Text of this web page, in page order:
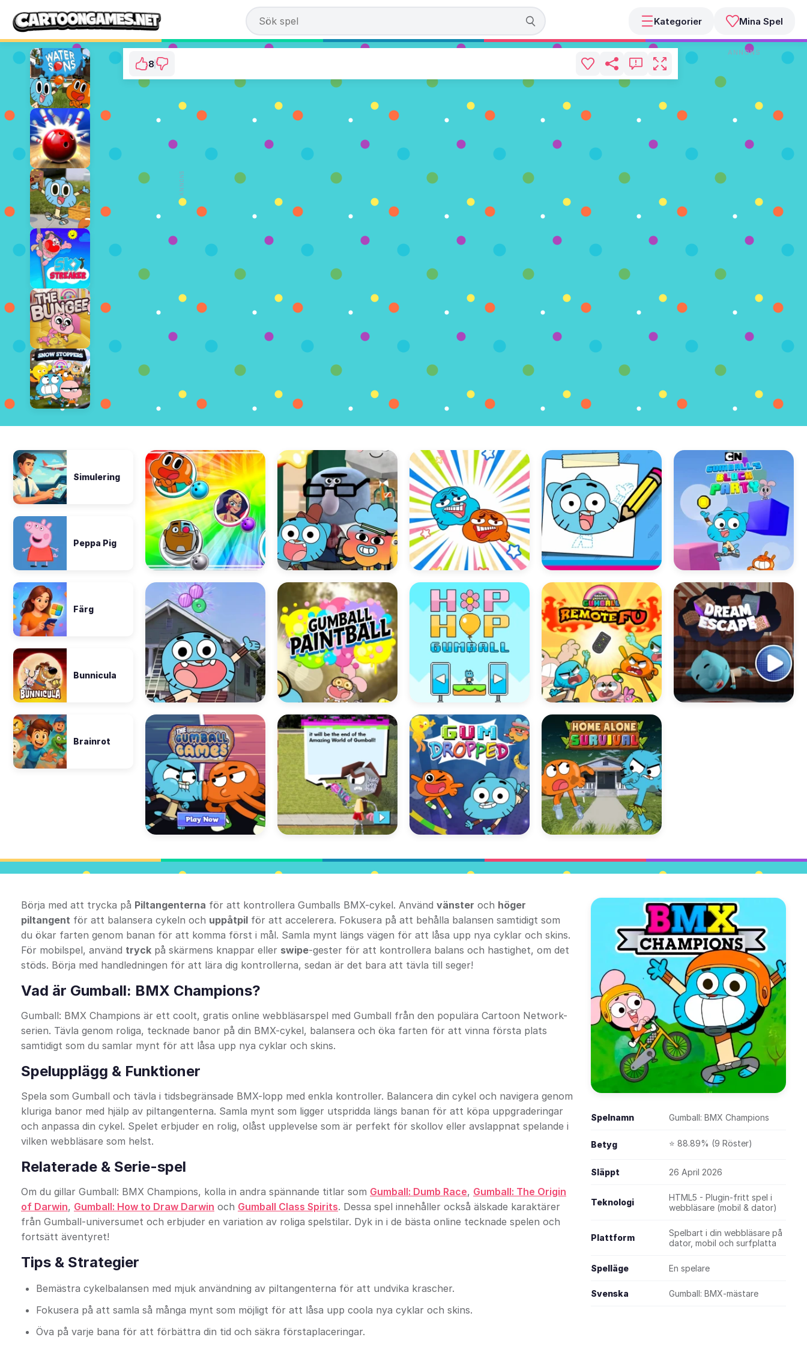
Kategorier Mina Spel
⭐ 88.89% (9 Röster)
SPELA NU
8
ANNONS
ANNONS
Simulering
Peppa Pig
Färg
Bunnicula
Brainrot
Börja med att trycka på Piltangenterna för att kontrollera Gumballs BMX-cykel. Använd vänster och höger
piltangent för att balansera cykeln och uppåtpil för att accelerera. Fokusera på att behålla balansen samtidigt som
du ökar farten genom banan för att komma först i mål. Samla mynt längs vägen för att låsa upp nya cyklar och skins.
För mobilspel, använd tryck på skärmens knappar eller swipe-gester för att kontrollera balans och hastighet, om det
stöds. Börja med handledningen för att lära dig kontrollerna, sedan är det bara att tävla till seger!
Vad är Gumball: BMX Champions?
Gumball: BMX Champions är ett coolt, gratis online webbläsarspel med Gumball från den populära Cartoon Network-
serien. Tävla genom roliga, tecknade banor på din BMX-cykel, balansera och öka farten för att vinna första plats
samtidigt som du samlar mynt för att låsa upp nya cyklar och skins.
Spelupplägg & Funktioner
Spela som Gumball och tävla i tidsbegränsade BMX-lopp med enkla kontroller. Balancera din cykel och navigera genom
kluriga banor med hjälp av piltangenterna. Samla mynt som ligger utspridda längs banan för att köpa uppgraderingar
och anpassa din cykel. Spelet erbjuder en rolig, olåst upplevelse som är perfekt för skollov eller avslappnat spelande i
vilken webbläsare som helst.
Relaterade & Serie-spel
Om du gillar Gumball: BMX Champions, kolla in andra spännande titlar som Gumball: Dumb Race, Gumball: The Origin
of Darwin, Gumball: How to Draw Darwin och Gumball Class Spirits. Dessa spel innehåller också älskade karaktärer
från Gumball-universumet och erbjuder en variation av roliga spelstilar. Dyk in i de bästa online tecknade spelen och
fortsätt äventyret!
Tips & Strategier
Bemästra cykelbalansen med mjuk användning av piltangenterna för att undvika krascher.
Fokusera på att samla så många mynt som möjligt för att låsa upp coola nya cyklar och skins.
Öva på varje bana för att förbättra din tid och säkra förstaplaceringar.
Spelnamn Gumball: BMX Champions
Betyg ⭐ 88.89% (9 Röster)
Släppt 26 April 2026
Teknologi
HTML5 - Plugin-fritt spel i
webbläsare (mobil & dator)
Plattform
Spelbart i din webbläsare på
dator, mobil och surfplatta
Spelläge En spelare
Svenska Gumball: BMX-mästare